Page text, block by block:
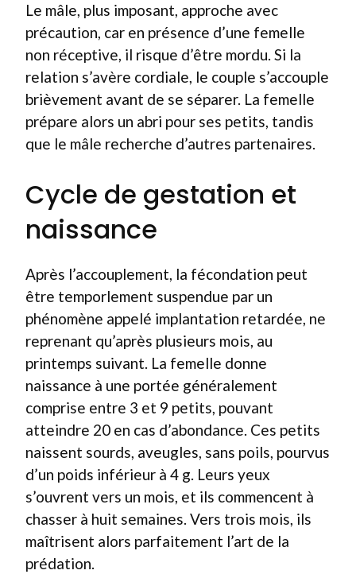
Le mâle, plus imposant, approche avec
précaution, car en présence d’une femelle
non réceptive, il risque d’être mordu. Si la
relation s’avère cordiale, le couple s’accouple
brièvement avant de se séparer. La femelle
prépare alors un abri pour ses petits, tandis
que le mâle recherche d’autres partenaires.
Cycle de gestation et
naissance
Après l’accouplement, la fécondation peut
être temporlement suspendue par un
phénomène appelé implantation retardée, ne
reprenant qu’après plusieurs mois, au
printemps suivant. La femelle donne
naissance à une portée généralement
comprise entre 3 et 9 petits, pouvant
atteindre 20 en cas d’abondance. Ces petits
naissent sourds, aveugles, sans poils, pourvus
d’un poids inférieur à 4 g. Leurs yeux
s’ouvrent vers un mois, et ils commencent à
chasser à huit semaines. Vers trois mois, ils
maîtrisent alors parfaitement l’art de la
prédation.